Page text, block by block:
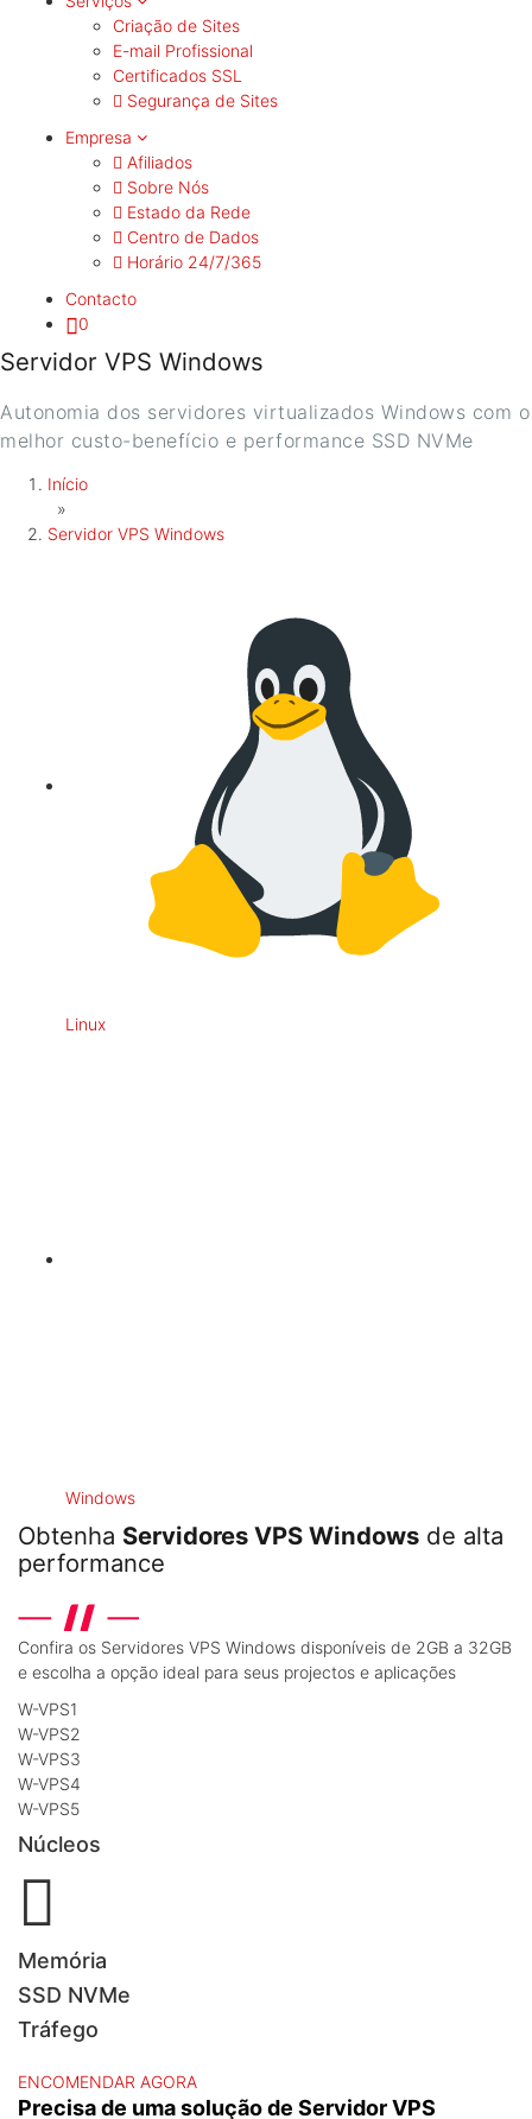
Criação de Sites
E-mail Profissional
Certificados SSL
Segurança de Sites
Empresa
Afiliados
Sobre Nós
Estado da Rede
Centro de Dados
Horário 24/7/365
Contacto
0
Servidor VPS Windows
Autonomia dos servidores virtualizados Windows com o
melhor custo-benefício e performance SSD NVMe
Início
»
Servidor VPS Windows
Linux
Windows
Obtenha Servidores VPS Windows de alta
performance
Confira os Servidores VPS Windows disponíveis de 2GB a 32GB
e escolha a opção ideal para seus projectos e aplicações
W-VPS1
W-VPS2
W-VPS3
W-VPS4
W-VPS5
Núcleos
Memória
SSD NVMe
Tráfego
ENCOMENDAR AGORA
Precisa de uma solução de Servidor VPS